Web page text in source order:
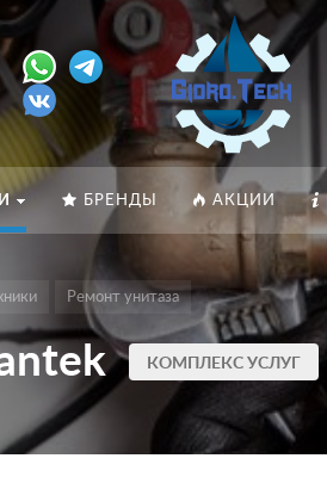
БРЕНДЫ АКЦИИ
Ремонт унитаза
КОМПЛЕКС УСЛУГ